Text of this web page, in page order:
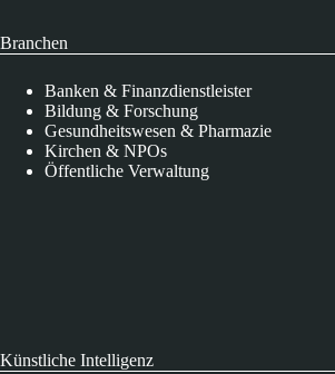
Branchen
Banken & Finanzdienstleister
Bildung & Forschung
Gesundheitswesen & Pharmazie
Kirchen & NPOs
Öffentliche Verwaltung
Künstliche Intelligenz